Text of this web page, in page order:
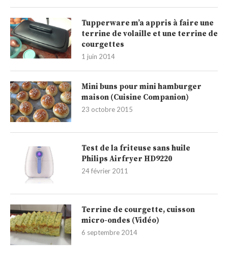
Tupperware m’a appris à faire une
terrine de volaille et une terrine de
courgettes
1 juin 2014
Mini buns pour mini hamburger
maison (Cuisine Companion)
23 octobre 2015
Test de la friteuse sans huile
Philips Airfryer HD9220
24 février 2011
Terrine de courgette, cuisson
micro-ondes (Vidéo)
6 septembre 2014